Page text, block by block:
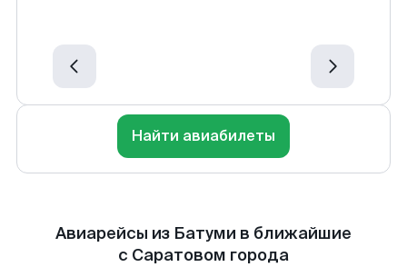
Найти авиабилеты
Авиарейсы из Батуми в ближайшие
с Саратовом города